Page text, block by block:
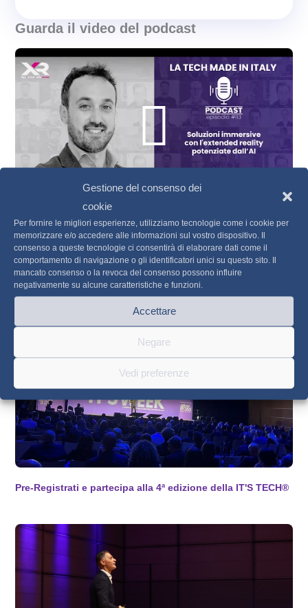
Gestione del consenso dei
cookie
Per fornire le migliori esperienze, utilizziamo tecnologie come i cookie per
memorizzare e/o accedere alle informazioni sul vostro dispositivo. Il
consenso a queste tecnologie ci consentirà di elaborare dati come il
comportamento di navigazione o gli identificatori unici su questo sito. Il
mancato consenso o la revoca del consenso possono influire
negativamente su alcune caratteristiche e funzioni.
Accettare
Negare
Vedi preferenze
XR, acronimo diExtended Reality, racchiude
in sé tre grandi ambiti:
Virtual Reality (VR)
Augmented reality (AR)
e mixed reality
(MR)
. Ma per XR Solution questa definizione
tecnica è solo il punto di partenza: l’obiettivo è
offrire soluzioni reali a problemi concreti,
utilizzando esperienze immersive come
strumento di ingaggio, formazione e
trasformazione. La parola “Solution” non è lì
per caso, sottolinea unavocazione
progettuale e consulenziale, non
semplicemente tecnologica.
creazione di esperienze virtuali B2B
progettate per aziende, enti e associazioni che
vogliono innovare i propri processi formativi e
Indossare un visore
partecipare: XR Solution sfrutta questa naturale
attrazione per costruire percorsi dove l’utente
finale è
ingaggiato attraverso la
gamification
, una dinamica che rende i
tutte le fasi della vita, e può essere incanalato
in esperienze formative efficaci.
benefici concreti
sviluppate da XR Solution ci sono:
Guarda il video del podcast
Play
#113 Mattia Pedroncelli | CEO XR Solution
XR SOLUTION offre esperienze virtuali immersive che sfruttano
le potenzialità dell’Extended Reality (VR, AR, MR) integrando
l’intelligenza artificiale generativa, per creare esperienze di
Pre-Registrati e partecipa alla 4ª edizione della IT'S TECH®